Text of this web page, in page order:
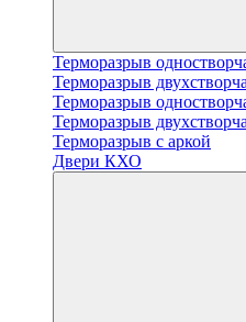
Терморазрыв
Терморазрыв
Терморазрыв
Терморазрыв
Терморазрыв с аркой
Двери КХО